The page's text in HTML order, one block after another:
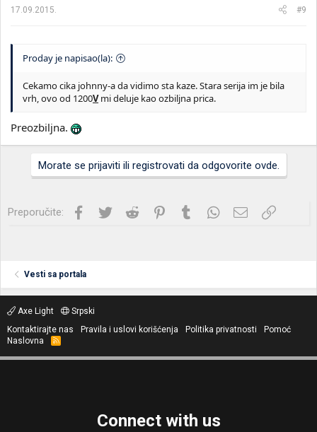
17.09.2015. #9
Proday je napisao(la):
Cekamo cika johnny-a da vidimo sta kaze. Stara serija im je bila
vrh, ovo od 1200Vmi deluje kao ozbiljna prica.
Preozbiljna.
Morate se prijaviti ili registrovati da odgovorite ovde.
Preporučite: Facebook
Twitter Reddit PinterestTumblrWhatsApp
Imejl Link
Vesti sa portala
Axe Light
Srpski
Kontaktirajte nas
Pravila i uslovi korišćenja Politika privatnosti
Pomoć
Naslovna
R
S
Connect with us